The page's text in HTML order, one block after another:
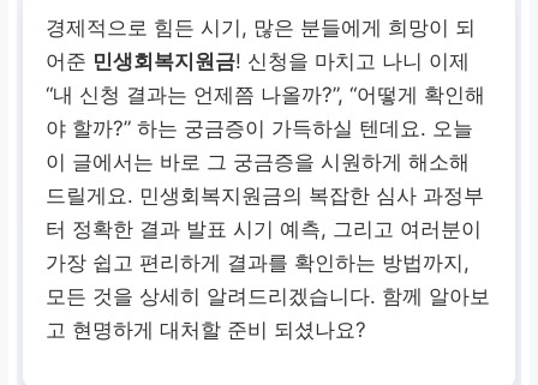
경제적으로 힘든 시기, 많은 분들에게 희망이 되
어준 민생회복지원금! 신청을 마치고 나니 이제
“내 신청 결과는 언제쯤 나올까?”, “어떻게 확인해
야 할까?” 하는 궁금증이 가득하실 텐데요. 오늘
이 글에서는 바로 그 궁금증을 시원하게 해소해
드릴게요. 민생회복지원금의 복잡한 심사 과정부
터 정확한 결과 발표 시기 예측, 그리고 여러분이
가장 쉽고 편리하게 결과를 확인하는 방법까지,
모든 것을 상세히 알려드리겠습니다. 함께 알아보
고 현명하게 대처할 준비 되셨나요?